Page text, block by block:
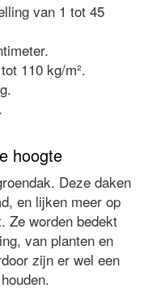
van 1 tot 45
110 kg/m².
hoogte
Deze daken
en lijken meer op
Ze worden bedekt
van planten en
zijn er wel een